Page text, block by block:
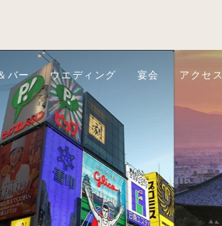
バー ウエディング 宴会 アクセス